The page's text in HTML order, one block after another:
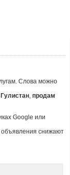
Слова можно
, продам
Google или
объявления снижают